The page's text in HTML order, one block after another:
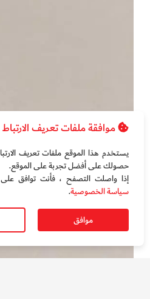
موافقة ملفات تعريف الارتباط
حصولك على أفضل تجربة على الموقع‏.
إذا واصلت التصفح ، فأنت توافق على
سياسة الخصوصية.
موافق